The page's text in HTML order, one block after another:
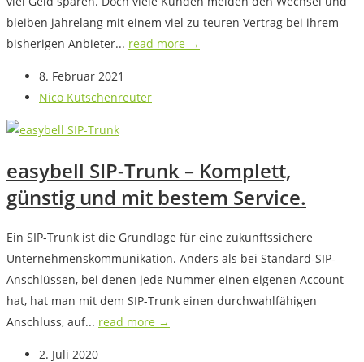
bleiben jahrelang mit einem viel zu teuren Vertrag bei ihrem
bisherigen Anbieter... read more →
8. Februar 2021
Nico Kutschenreuter
easybell SIP-Trunk – Komplett,
günstig und mit bestem Service.
Ein SIP-Trunk ist die Grundlage für eine zukunftssichere
Unternehmenskommunikation. Anders als bei Standard-SIP-
Anschlüssen, bei denen jede Nummer einen eigenen Account
hat, hat man mit dem SIP-Trunk einen durchwahlfähigen
Anschluss, auf... read more →
2. Juli 2020